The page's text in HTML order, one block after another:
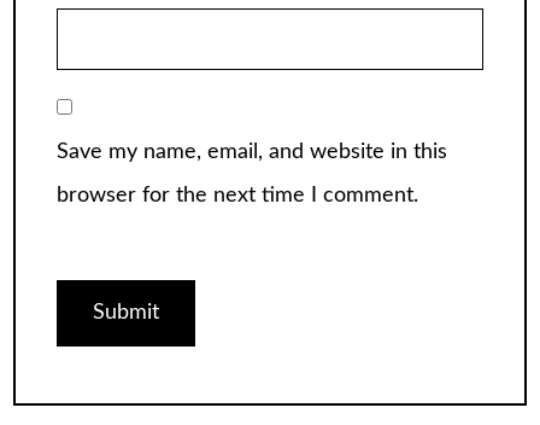
Save my name, email, and website in this
browser for the next time I comment.